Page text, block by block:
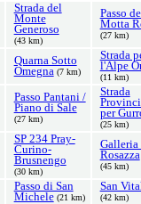
Strada del
Monte
Generoso
(43 km)
Passo
Motta
(27 km)
Quarna Sotto
Omegna (7 km)
Strada
l'Alpe
(11 km)
Passo Pantani /
Piano di Sale
(27 km)
Strada
per
(25 km)
SP 234 Pray-
Curino-
Brusnengo
(30 km)
Galleria
Rosazza
(45 km)
Passo di San
Michele (21 km)
San
(42 km)